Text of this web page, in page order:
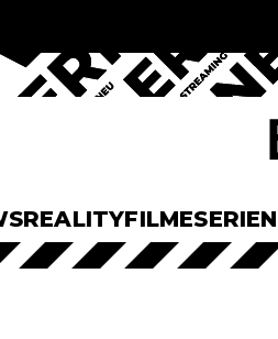
REALITYFILMESERIEN